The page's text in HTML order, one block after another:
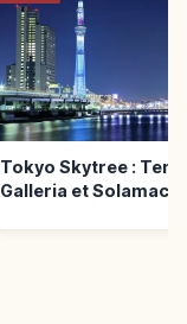
Tokyo Skytree :
Galleria et Solamachi